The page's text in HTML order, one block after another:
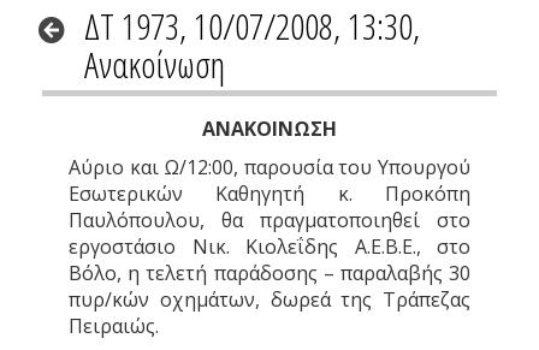
ΔΤ 1973, 10/07/2008, 13:30,
Ανακοίνωση
ΑΝΑΚΟΙΝΩΣΗ
Αύριο και Ω/12:00, παρουσία του Υπουργού
Εσωτερικών Καθηγητή κ. Προκόπη
Παυλόπουλου, θα πραγματοποιηθεί στο
εργοστάσιο Νικ. Κιολεΐδης Α.Ε.Β.Ε., στο
Βόλο, η τελετή παράδοσης – παραλαβής 30
πυρ/κών οχημάτων, δωρεά της Τράπεζας
Πειραιώς.